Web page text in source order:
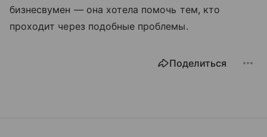
бизнесвумен — она хотела помочь тем, кто
проходит через подобные проблемы.
Поделиться